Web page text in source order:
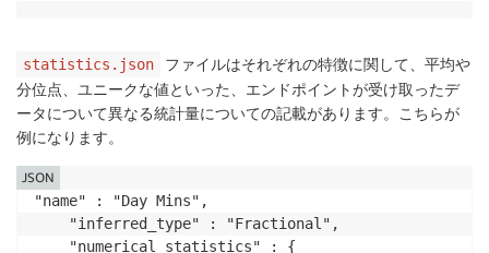
statistics.json
ファイルはそれぞれの特徴に関して、平均や
分位点、ユニークな値といった、エンドポイントが受け取ったデ
ータについて異なる統計量についての記載があります。こちらが
例になります。
"name" : "Day Mins",
    "inferred_type" : "Fractional",
    "numerical_statistics" : {
JSON